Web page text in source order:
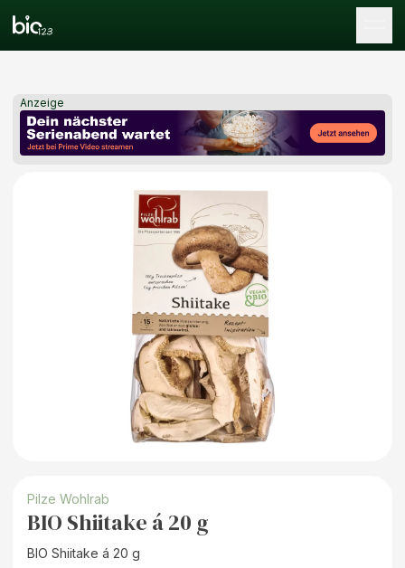
Anzeige
Pilze Wohlrab
BIO Shiitake á 20 g
BIO Shiitake á 20 g